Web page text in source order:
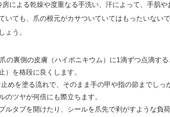
による乾燥や度重なる手洗い、汗によって、手肌
いても、爪の根元がカサついていてはもったいない
ょう。
の裏側の皮膚（ハイポニキウム）に1滴ずつ点滴す
）を格段に良くします。
めを塗る流れで、そのまま手の甲や指の節までしっ
ツヤが何倍にも際立ちます。
ルタブを開けたり、シールを爪先で剥がすような負